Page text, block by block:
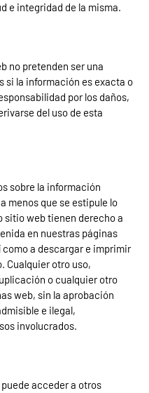
e integridad de la misma.
no pretenden ser una
si la información es exacta o
por los daños,
del uso de esta
sobre la información
menos que se estipule lo
sitio web tienen derecho a
en nuestras páginas
a descargar e imprimir
Cualquier otro uso,
o cualquier otro
web, sin la aprobación
e ilegal,
involucrados.
acceder a otros